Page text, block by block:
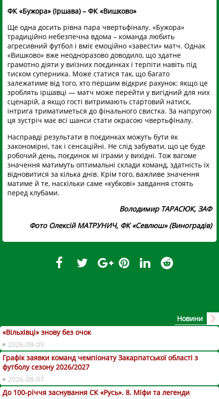
ФК «Бужора» (Іршава) – ФК «Вишково»
Ще одна досить рівна пара чвертьфіналу. «Бужора»
традиційно небезпечна вдома – команда любить
агресивний футбол і вміє емоційно «завести» матч. Однак
«Вишково» вже неодноразово доводило, що здатне
грамотно діяти у виїзних поєдинках і терпіти навіть під
тиском суперника. Може статися так, що багато
залежатиме від того, хто першим відкриє рахунок: якщо це
зроблять іршавці — матч може перейти у вигідний для них
сценарій, а якщо гості витримають стартовий натиск,
інтрига триматиметься до фінального свистка. За напругою
ця зустріч має всі шанси стати окрасою чвертьфіналу.
Насправді результати в поєдинках можуть бути як
закономірні, так і сенсаційні. Не слід забувати, що це буде
робочий день, поєдинок мі іграми у вихідні. Тож вагоме
значення матимуть оптимальні склади команд, здатність їх
відновитися за кілька днів. Крім того, важливе значення
матиме й те, наскільки саме «кубкові» завдання стоять
перед клубами.
Володимир ТАРАСЮК, ЗАФ
Фото Олексій МАТРУНИЧ, ФК «Севлюш» (Виноградів)
Новини
«Вільхівці» знову без очок
2026-08-09
Графік заявки команд чемпіонату Закарпатської області з
футболу сезону 2026/2027
2026-08-07
До 100-річчя заснування СК «Русь». 8. Міфи та легенди